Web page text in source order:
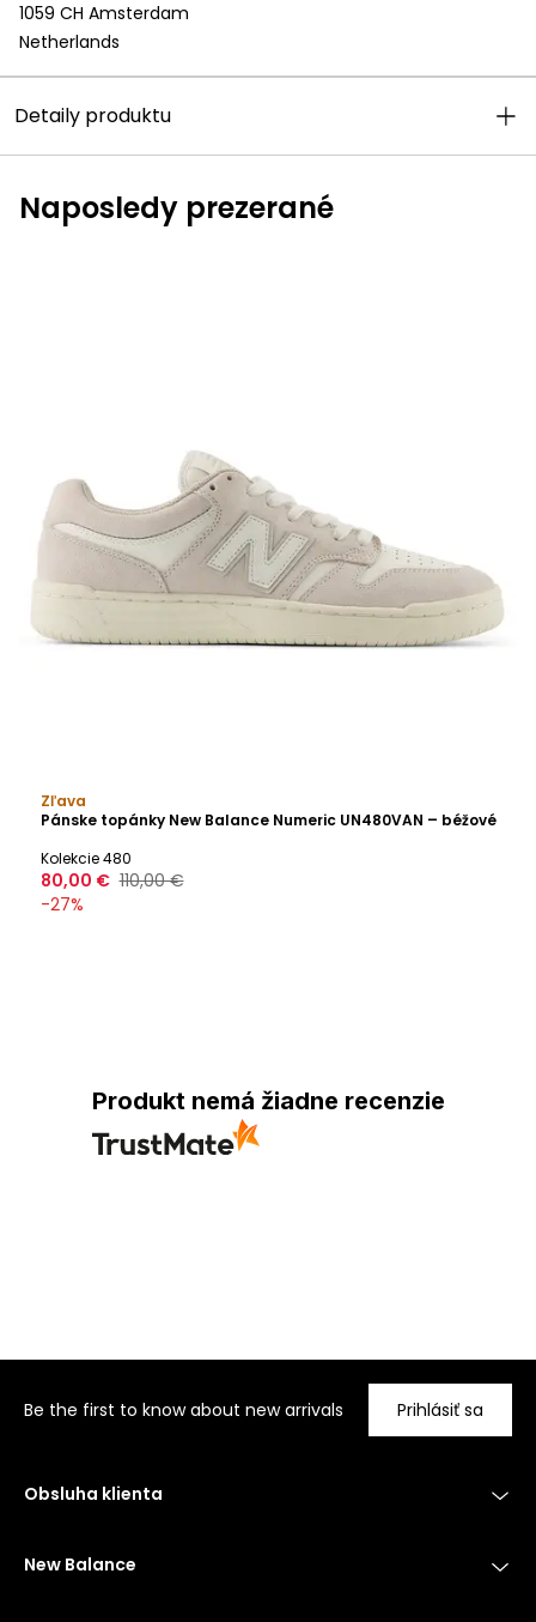
1059 CH Amsterdam
Netherlands
Detaily produktu
Naposledy prezerané
Zľava
Pánske topánky New Balance Numeric UN480VAN – béžové
Kolekcie 480
80,00 € 110,00 €
-27%
Produkt nemá žiadne recenzie
Be the first to know about new arrivals Prihlásiť sa
Obsluha klienta
New Balance